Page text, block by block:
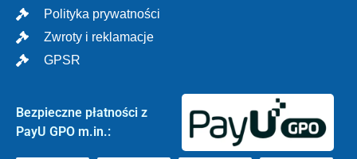
Polityka prywatności
Zwroty i reklamacje
GPSR
Bezpieczne płatności z
PayU GPO m.in.: